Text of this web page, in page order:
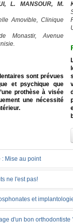
L. MANSOUR, M.
Amovible, Clinique
Monastir, Avenue
sont prévues
et psychique que
prothèse à visée
une nécessité
: Mise au point
ne l'est pas!
et
d'un bon orthodontiste